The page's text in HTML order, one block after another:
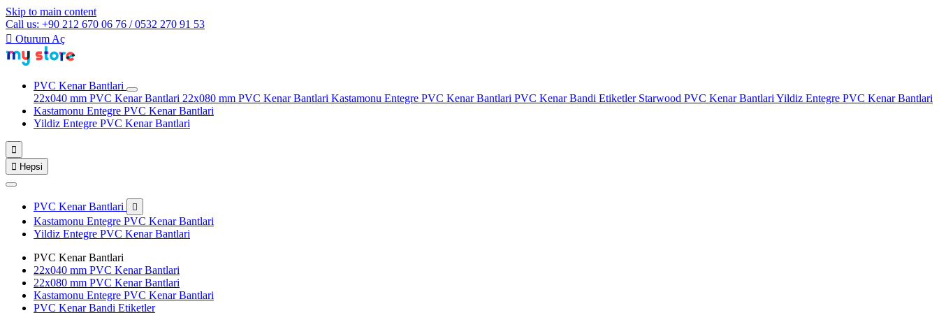
Skip to main content
Call us: +90 212 670 06 76 / 0532 270 91 53
 Oturum Aç
PVC Kenar Bantlari
22x040 mm PVC Kenar Bantlari 22x080 mm PVC Kenar Bantlari Kastamonu Entegre PVC Kenar Bantlari PVC Kenar Bandi Etiketler Starwood PVC Kenar Bantlari Yildiz Entegre PVC Kenar Bantlari
Kastamonu Entegre PVC Kenar Bantlari
Yildiz Entegre PVC Kenar Bantlari

 Hepsi
PVC Kenar Bantlari 
Kastamonu Entegre PVC Kenar Bantlari
Yildiz Entegre PVC Kenar Bantlari
PVC Kenar Bantlari
22x040 mm PVC Kenar Bantlari
22x080 mm PVC Kenar Bantlari
Kastamonu Entegre PVC Kenar Bantlari
PVC Kenar Bandi Etiketler